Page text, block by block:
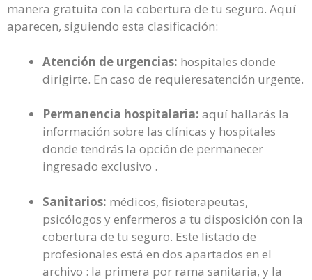
manera gratuita con la cobertura de tu seguro. Aquí
aparecen, siguiendo esta clasificación:
Atención de urgencias: hospitales donde
dirigirte. En caso de requieresatención urgente.
Permanencia hospitalaria: aquí hallarás la
información sobre las clínicas y hospitales
donde tendrás la opción de permanecer
ingresado exclusivo .
Sanitarios: médicos, fisioterapeutas,
psicólogos y enfermeros a tu disposición con la
cobertura de tu seguro. Este listado de
profesionales está en dos apartados en el
archivo : la primera por rama sanitaria, y la